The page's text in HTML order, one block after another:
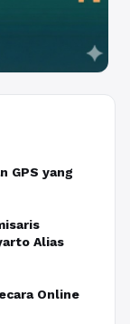
GPS yang
Alias
Online